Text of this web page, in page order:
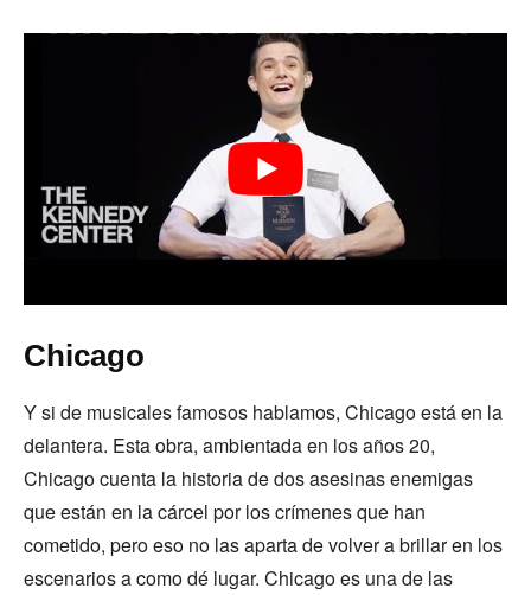
Chicago
Y si de musicales famosos hablamos, Chicago está en la
delantera. Esta obra, ambientada en los años 20,
Chicago cuenta la historia de dos asesinas enemigas
que están en la cárcel por los crímenes que han
cometido, pero eso no las aparta de volver a brillar en los
escenarios a como dé lugar. Chicago es una de las